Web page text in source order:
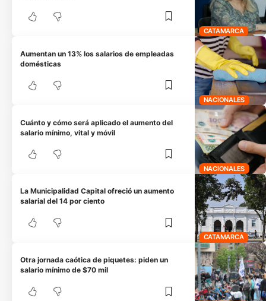
CATAMARCA
NACIONALES
Aumentan un 13% los salarios de empleadas
domésticas
NACIONALES
Cuánto y cómo será aplicado el aumento del
salario mínimo, vital y móvil
CATAMARCA
La Municipalidad Capital ofreció un aumento
salarial del 14 por ciento
Otra jornada caótica de piquetes: piden un
salario mínimo de $70 mil